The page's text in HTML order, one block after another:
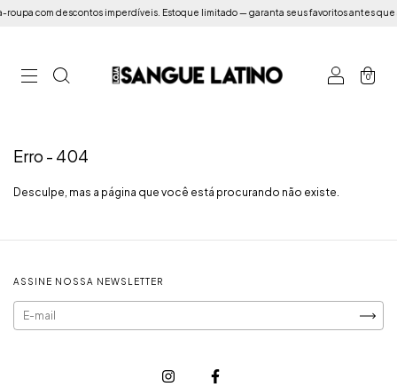
roupa com descontos imperdíveis. Estoque limitado — garanta seus favoritos antes que
0
Erro - 404
Desculpe, mas a página que você está procurando não existe.
ASSINE NOSSA NEWSLETTER